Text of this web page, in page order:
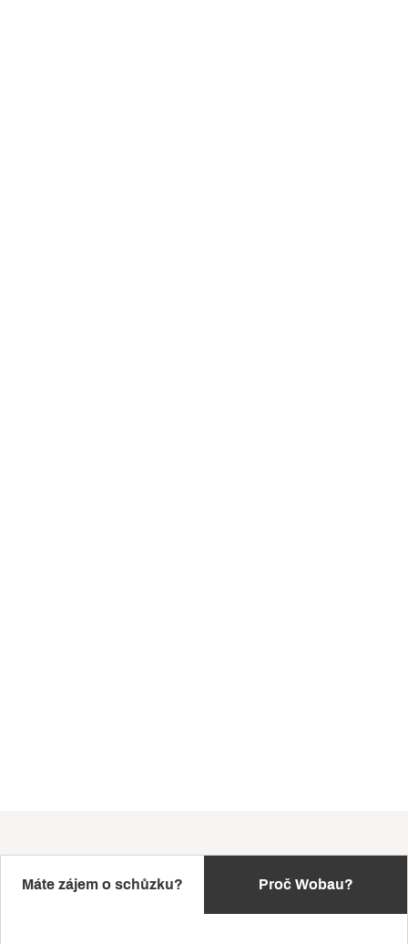
Máte zájem o schůzku? Proč Wobau?